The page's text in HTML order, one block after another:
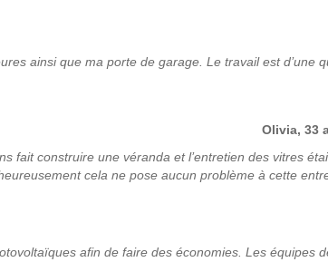
ainsi que ma porte de garage. Le travail est d’une
Olivia, 33
fait construire une véranda et l’entretien des vitres
cela ne pose aucun problème à cette
afin de faire des économies. Les équipes